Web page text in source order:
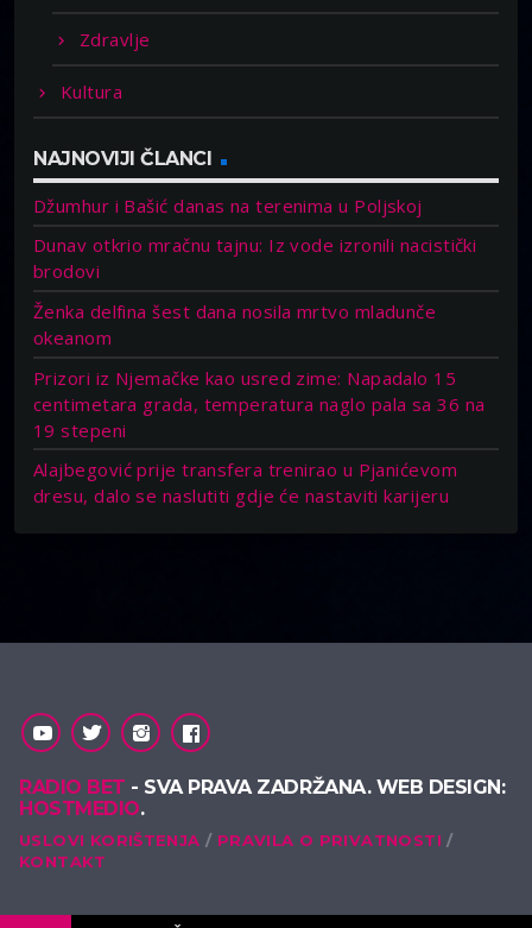
Zdravlje
Kultura
NAJNOVIJI ČLANCI
Džumhur i Bašić danas na terenima u Poljskoj
Dunav otkrio mračnu tajnu: Iz vode izronili nacistički
brodovi
Ženka delfina šest dana nosila mrtvo mladunče
okeanom
Prizori iz Njemačke kao usred zime: Napadalo 15
centimetara grada, temperatura naglo pala sa 36 na
19 stepeni
Alajbegović prije transfera trenirao u Pjanićevom
dresu, dalo se naslutiti gdje će nastaviti karijeru
RADIO BET - SVA PRAVA ZADRŽANA. WEB DESIGN:
HOSTMEDIO.
USLOVI KORIŠTENJA
PRAVILA O PRIVATNOSTI
KONTAKT